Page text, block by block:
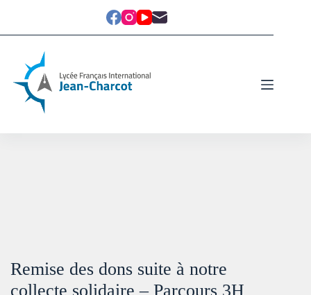
Remise des dons suite à notre
collecte solidaire – Parcours 3H